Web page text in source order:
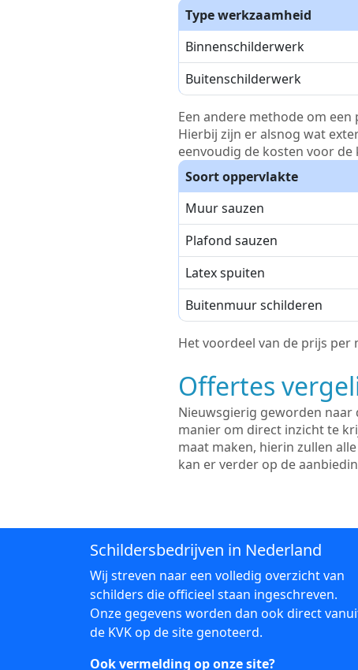
Type werkzaamheid
Binnenschilderwerk
Buitenschilderwerk
Een andere methode om
Hierbij zijn er alsnog wat
eenvoudig de kosten voor de
Soort oppervlakte
Muur sauzen
Plafond sauzen
Latex spuiten
Buitenmuur schilderen
Het voordeel van de prijs per
Offertes
Nieuwsgierig geworden naar
manier om direct inzicht te
maat maken, hierin zullen
kan er verder op de
Schildersbedrijven in Nederland
Wij streven naar een volledig overzicht van
schilders die officieel staan ingeschreven.
Onze gegevens worden dan ook direct
de KVK op de site genoteerd.
Ook vermelding op onze site?